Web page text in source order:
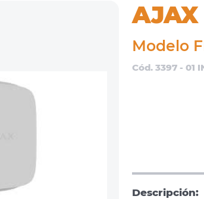
AJAX
Modelo
Cód. 3397 - 01
Descripción: